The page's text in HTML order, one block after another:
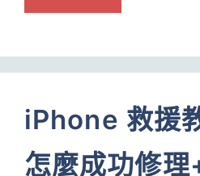
iPhone 救援
怎麼成功修